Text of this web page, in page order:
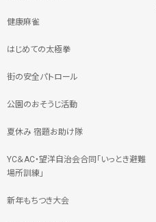
健康麻雀
はじめての太極拳
街の安全パトロール
公園のおそうじ活動
夏休み 宿題お助け隊
YC＆AC・望洋自治会合同「いっとき避難
場所訓練」
新年もちつき大会